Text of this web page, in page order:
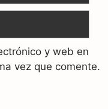
y web en
vez que comente.